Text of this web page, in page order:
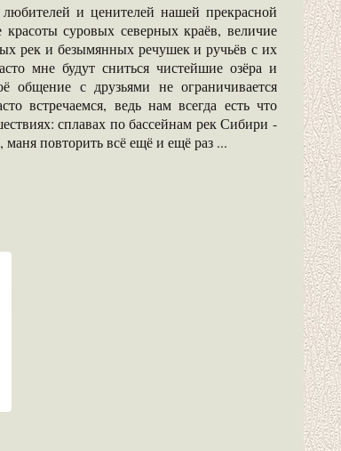
и ценителей нашей прекрасной
суровых северных краёв, величие
рек и безымянных речушек и ручьёв с их
мне будут сниться чистейшие озёра и
общение с друзьями не ограничивается
встречаемся, ведь нам всегда есть что
сплавах по бассейнам рек Сибири -
повторить всё ещё и ещё раз ...